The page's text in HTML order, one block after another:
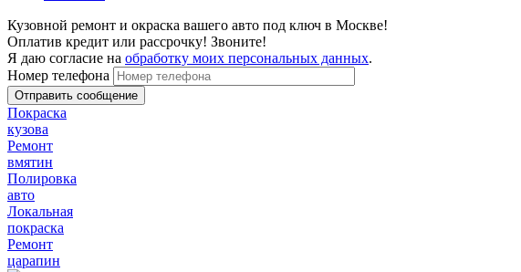
Кузовной ремонт и окраска вашего авто под ключ в Москве!
Оплатив кредит или рассрочку! Звоните!
Я даю согласие на обработку моих персональных данных.
Номер телефона
Покраска
кузова
Ремонт
вмятин
Полировка
авто
Локальная
покраска
Ремонт
царапин